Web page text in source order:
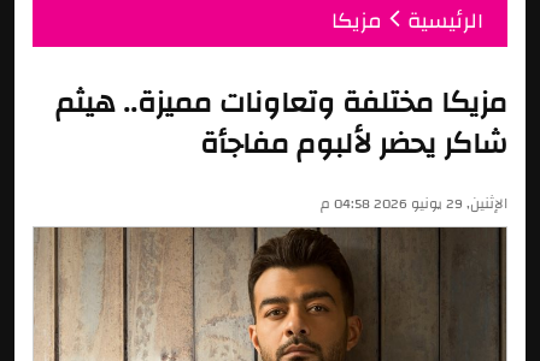
الرئيسية مزيكا
مزيكا مختلفة وتعاونات مميزة.. هيثم
شاكر يحضر لألبوم مفاجأة
الإثنين, 29 يونيو 2026 04:58 م